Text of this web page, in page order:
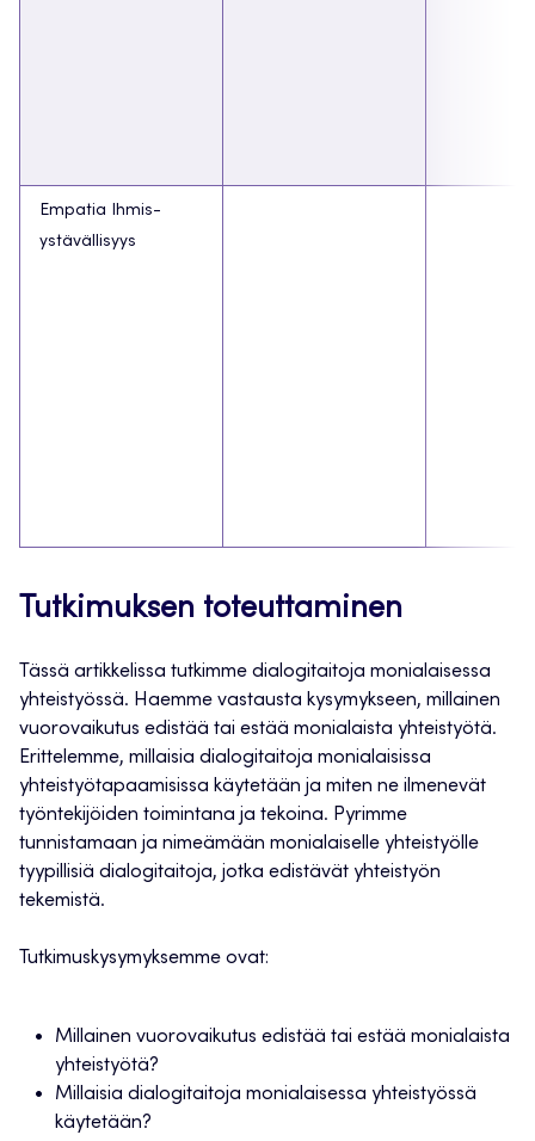
Empatia Ihmis-
ystävällisyys
Tutkimuksen toteuttaminen
Tässä artikkelissa tutkimme dialogitaitoja monialaisessa
yhteistyössä. Haemme vastausta kysymykseen, millainen
vuorovaikutus edistää tai estää monialaista yhteistyötä.
Erittelemme, millaisia dialogitaitoja monialaisissa
yhteistyötapaamisissa käytetään ja miten ne ilmenevät
työntekijöiden toimintana ja tekoina. Pyrimme
tunnistamaan ja nimeämään monialaiselle yhteistyölle
tyypillisiä dialogitaitoja, jotka edistävät yhteistyön
tekemistä.
Tutkimuskysymyksemme ovat:
Millainen vuorovaikutus edistää tai estää monialaista
yhteistyötä?
Millaisia dialogitaitoja monialaisessa yhteistyössä
käytetään?